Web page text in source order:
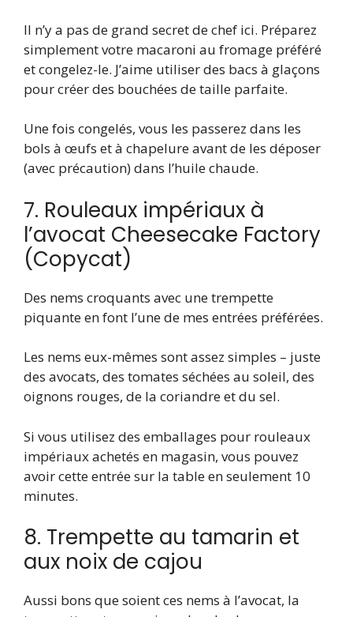
Il n’y a pas de grand secret de chef ici. Préparez
simplement votre macaroni au fromage préféré
et congelez-le. J’aime utiliser des bacs à glaçons
pour créer des bouchées de taille parfaite.
Une fois congelés, vous les passerez dans les
bols à œufs et à chapelure avant de les déposer
(avec précaution) dans l’huile chaude.
7. Rouleaux impériaux à
l’avocat Cheesecake Factory
(Copycat)
Des nems croquants avec une trempette
piquante en font l’une de mes entrées préférées.
Les nems eux-mêmes sont assez simples – juste
des avocats, des tomates séchées au soleil, des
oignons rouges, de la coriandre et du sel.
Si vous utilisez des emballages pour rouleaux
impériaux achetés en magasin, vous pouvez
avoir cette entrée sur la table en seulement 10
minutes.
8. Trempette au tamarin et
aux noix de cajou
Aussi bons que soient ces nems à l’avocat, la